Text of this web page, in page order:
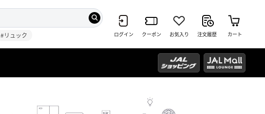
#リュック ログイン クーポン お気入り 注文履歴 カート